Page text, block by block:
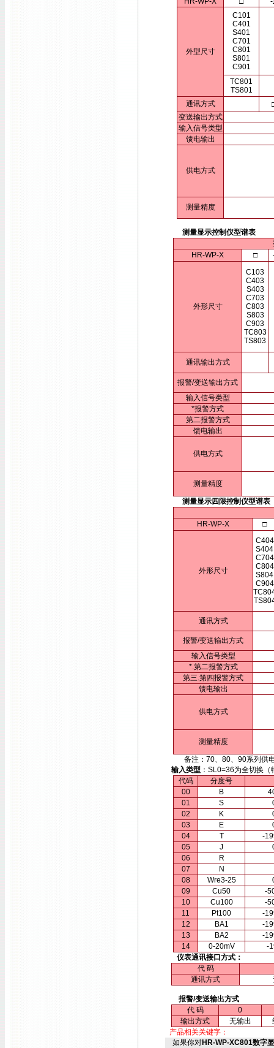
外型尺寸
C101
C401
S401
C701
C801
S801
C901
TC801
TS801
通讯方式
变送输出方式
输入信号类型
馈电输出
供电方式
测量精度
测量显示控制仪型谱表
HR-WP-X
□
外形尺寸
C103
C403
S403
C703
C803
S803
C903
TC803
TS803
通讯输出方式
报警/变送输出方式
输入信号类型
*报警方式
第二报警方式
馈电输出
供电方式
测量精度
测量显示四限控制仪型谱表
HR-WP-X □
外形尺寸
C404
S404
C704
C804
S804
C904
通讯方式
报警/变送输出方式
输入信号类型
*.第二报警方式
第三.第四报警方式
馈电输出
供电方式
测量精度
备注：70、80、90系列供电
输入类型：SL0=36为全切换（
代码
分度号
00
B
01
S
02
K
03
E
04
T
-
05
J
06
R
07
N
08
Wre3-25
09
Cu50
-
10
Cu100
-
11
Pt100
-
12
BA1
-
13
BA2
-
14
0-20mV
-
仪表通讯接口方式：
代 码
通讯方式
报警/变送输出方式
代 码
0
输出方式
无输出
产品相关关键字：
如果你对HR-WP-XC801数字